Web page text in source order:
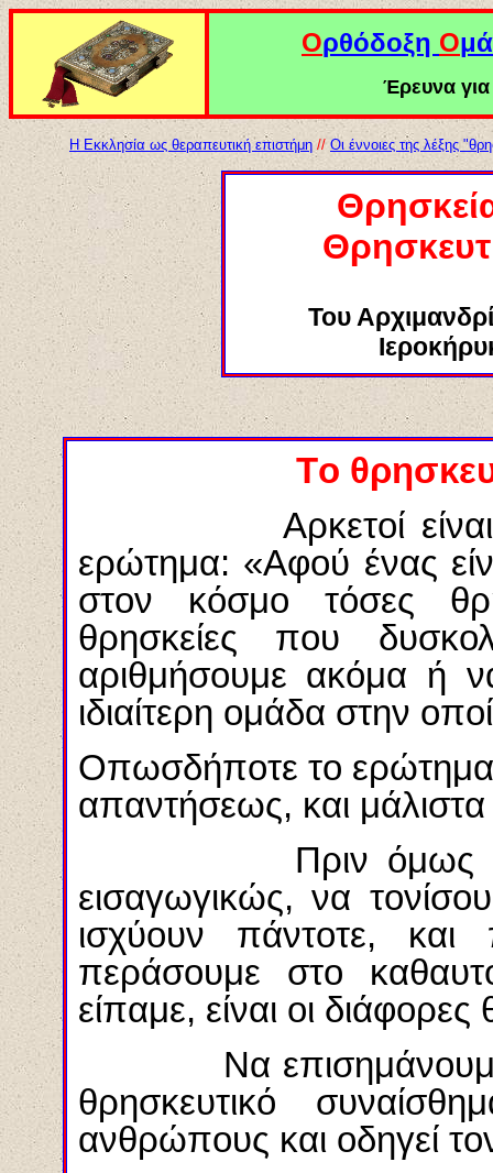
Ορθόδοξη Ο
Έρευνα για
Η Εκκλησία ως θεραπευτική επιστήμη // Οι έννοιες της λέξης
Του
Το
Αρκετοί είναι
ερώτημα: «Αφού ένας
στον κόσμο τόσες
θρησκείες που
αριθμήσουμε ακόμα ή
ιδιαίτερη ομάδα στην
Οπωσδήποτε το ερώτημα
απαντήσεως, και μάλιστα
Πριν όμως δοθεί
εισαγωγικώς, να
ισχύουν πάντοτε,
περάσουμε στο
είπαμε, είναι οι διάφορες
Να επισημάνουμε
θρησκευτικό
ανθρώπους και οδηγεί